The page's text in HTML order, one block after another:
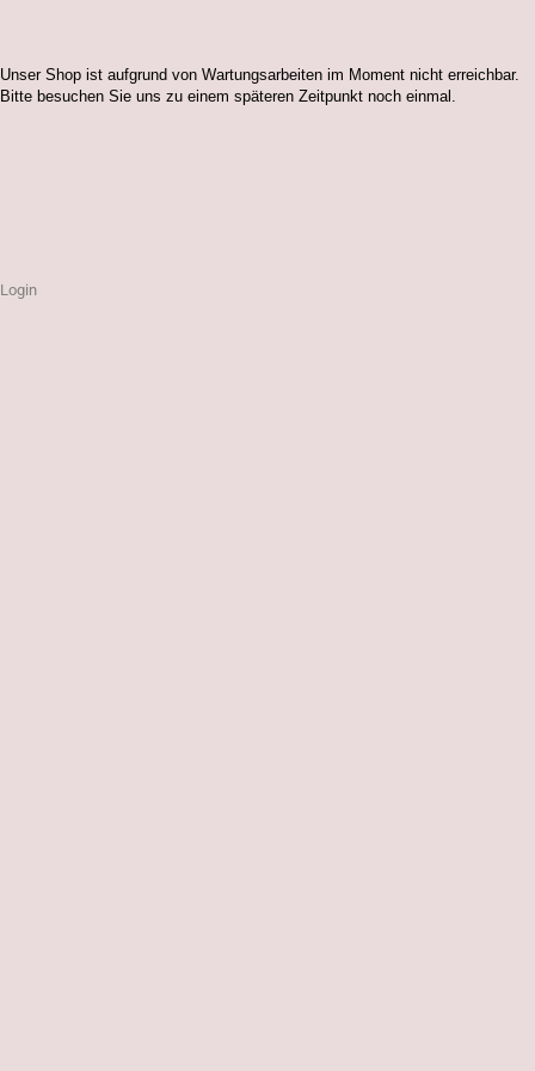
Unser Shop ist aufgrund von Wartungsarbeiten im Moment nicht erreichbar.
Bitte besuchen Sie uns zu einem späteren Zeitpunkt noch einmal.
Login